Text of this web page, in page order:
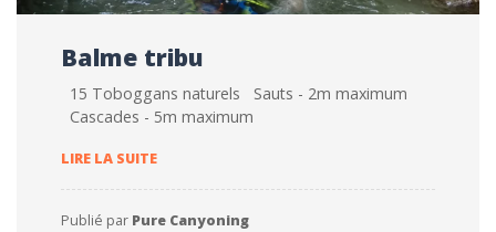
Balme tribu
15 Toboggans naturels Sauts - 2m maximum
Cascades - 5m maximum
LIRE LA SUITEBALME TRIBU
Publié par Pure Canyoning